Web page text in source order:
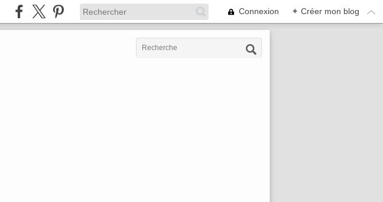
Connexion + Créer mon blog